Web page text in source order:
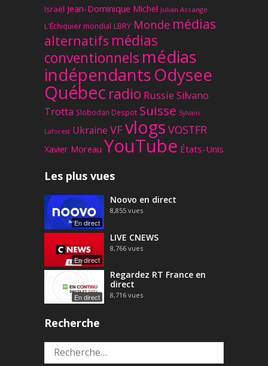
Israël Jean-Dominique Michel Julian Assange
L'Échiquier mondial LBRY Monde médias
alternatifs médias
conventionnels médias
indépendantsOdysee
Québec radio Russie Silvano
Trotta Slobodan Despot Suisse Sylvain
Laforest Ukraine VFvlogs VOSTFR
Xavier Moreau YouTube États-Unis
Les plus vues
En direct
Noovo en direct
8,855 vues
En direct
LIVE CNEWS
8,766 vues
En direct
Regardez RT France en
direct
8,716 vues
Recherche
Rechercher :